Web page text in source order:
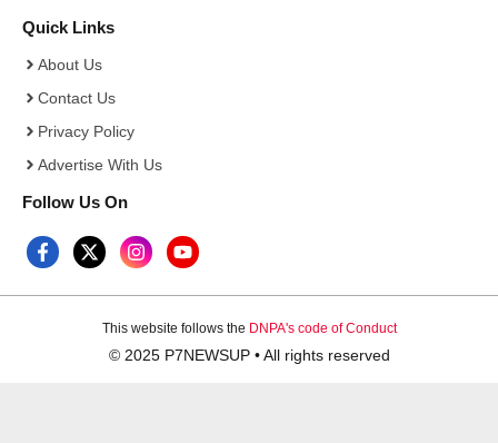
Quick Links
About Us
Contact Us
Privacy Policy
Advertise With Us
Follow Us On
This website follows the DNPA's code of Conduct
© 2025 P7NEWSUP • All rights reserved